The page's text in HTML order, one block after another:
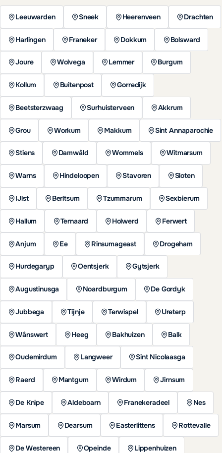
Leeuwarden Sneek Heerenveen Drachten
Harlingen Franeker Dokkum Bolsward
Joure Wolvega Lemmer Burgum
Kollum Buitenpost Gorredijk
Beetsterzwaag Surhuisterveen Akkrum
Grou Workum Makkum Sint Annaparochie
Stiens Damwâld Wommels Witmarsum
Warns Hindeloopen Stavoren Sloten
IJlst Berltsum Tzummarum Sexbierum
Hallum Ternaard Holwerd Ferwert
Anjum Ee Rinsumageast Drogeham
Hurdegaryp Oentsjerk Gytsjerk
Augustinusga Noardburgum De Gordyk
Jubbega Tijnje Terwispel Ureterp
Wânswert Heeg Bakhuizen Balk
Oudemirdum Langweer Sint Nicolaasga
Raerd Mantgum Wirdum Jirnsum
De Knipe Aldeboarn Franekeradeel Nes
Marsum Dearsum Easterlittens Rottevalle
De Westereen Opeinde Lippenhuizen